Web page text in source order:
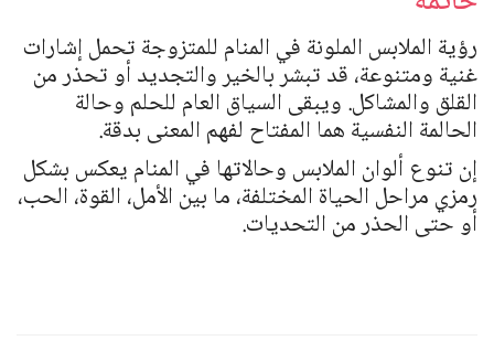
رؤية الملابس الملونة في المنام للمتزوجة تحمل إشارات
غنية ومتنوعة، قد تبشر بالخير والتجديد أو تحذر من
القلق والمشاكل. ويبقى السياق العام للحلم وحالة
الحالمة النفسية هما المفتاح لفهم المعنى بدقة.
إن تنوع ألوان الملابس وحالاتها في المنام يعكس بشكل
رمزي مراحل الحياة المختلفة، ما بين الأمل، القوة، الحب،
أو حتى الحذر من التحديات.